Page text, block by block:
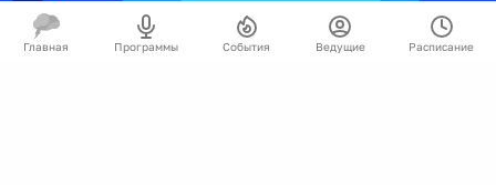
Главная Программы События Ведущие Расписание